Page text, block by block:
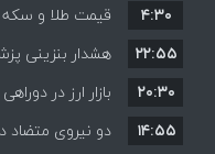
قیمت طلا و سکه دوشنبه 19
۴:۳۰
هشدار بنزینی
طلا؟
۲۲:۵۵
بازار ارز در
می‌رود؟
۲۰:۳۰
دو نیروی متضاد
۱۴:۵۵